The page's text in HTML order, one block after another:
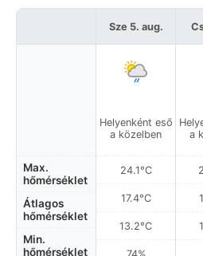
Max.
hőmérséklet
Átlagos
hőmérséklet
Min.
hőmérséklet
Sze 5. aug.
Helyenként eső
a közelben
24.1°C
17.4°C
13.2°C
74%
a